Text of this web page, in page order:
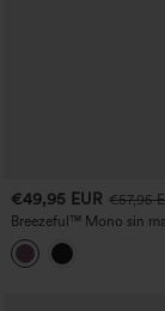
€49,95 EUR €57,95
Breezeful™ Mono sin
rápido con bolsillos —
Peezy